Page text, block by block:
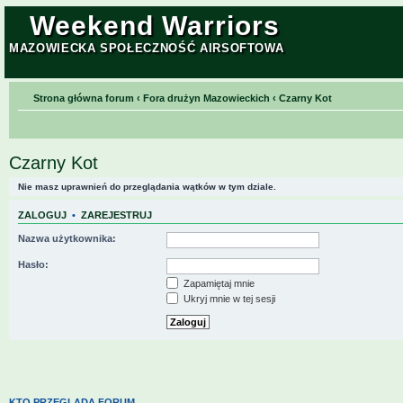
Weekend Warriors
MAZOWIECKA SPOŁECZNOŚĆ AIRSOFTOWA
Strona główna forum ‹ Fora drużyn Mazowieckich ‹ Czarny Kot
Czarny Kot
Nie masz uprawnień do przeglądania wątków w tym dziale.
ZALOGUJ • ZAREJESTRUJ
Nazwa użytkownika:
Hasło:
Zapamiętaj mnie
Ukryj mnie w tej sesji